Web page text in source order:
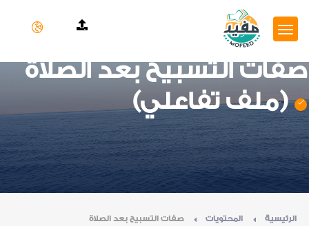
صفات التسبيح بعد الصلاة
(ملف تفاعلي)
الرئيسية المحتويات صفات التسبيح بعد الصلاة